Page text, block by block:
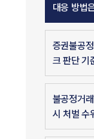
대응 방법
증권불공
크 판단 기
불공정거
시 처벌 수